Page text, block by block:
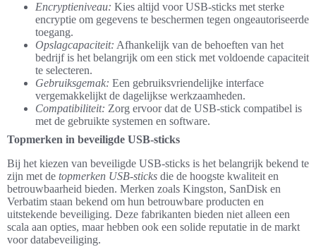
Encryptieniveau: Kies altijd voor USB-sticks met sterke
encryptie om gegevens te beschermen tegen ongeautoriseerde
toegang.
Opslagcapaciteit: Afhankelijk van de behoeften van het
bedrijf is het belangrijk om een stick met voldoende capaciteit
te selecteren.
Gebruiksgemak: Een gebruiksvriendelijke interface
vergemakkelijkt de dagelijkse werkzaamheden.
Compatibiliteit: Zorg ervoor dat de USB-stick compatibel is
met de gebruikte systemen en software.
Topmerken in beveiligde USB-sticks
Bij het kiezen van beveiligde USB-sticks is het belangrijk bekend te
zijn met de topmerken USB-sticks die de hoogste kwaliteit en
betrouwbaarheid bieden. Merken zoals Kingston, SanDisk en
Verbatim staan bekend om hun betrouwbare producten en
uitstekende beveiliging. Deze fabrikanten bieden niet alleen een
scala aan opties, maar hebben ook een solide reputatie in de markt
voor databeveiliging.